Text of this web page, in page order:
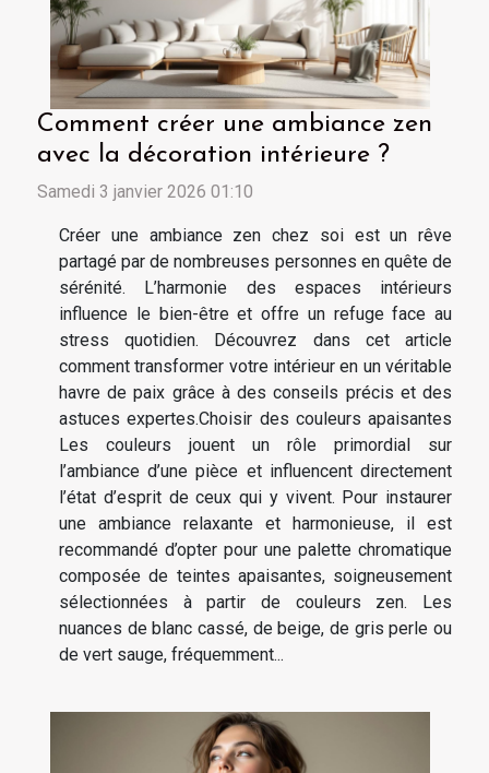
Comment créer une ambiance zen
avec la décoration intérieure ?
Samedi 3 janvier 2026 01:10
Créer une ambiance zen chez soi est un rêve
partagé par de nombreuses personnes en quête de
sérénité. L’harmonie des espaces intérieurs
influence le bien-être et offre un refuge face au
stress quotidien. Découvrez dans cet article
comment transformer votre intérieur en un véritable
havre de paix grâce à des conseils précis et des
astuces expertes.Choisir des couleurs apaisantes
Les couleurs jouent un rôle primordial sur
l’ambiance d’une pièce et influencent directement
l’état d’esprit de ceux qui y vivent. Pour instaurer
une ambiance relaxante et harmonieuse, il est
recommandé d’opter pour une palette chromatique
composée de teintes apaisantes, soigneusement
sélectionnées à partir de couleurs zen. Les
nuances de blanc cassé, de beige, de gris perle ou
de vert sauge, fréquemment...